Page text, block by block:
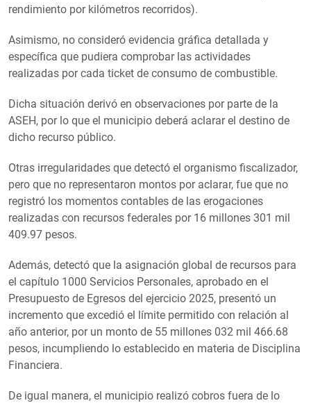
rendimiento por kilómetros recorridos).
Asimismo, no consideró evidencia gráfica detallada y
específica que pudiera comprobar las actividades
realizadas por cada ticket de consumo de combustible.
Dicha situación derivó en observaciones por parte de la
ASEH, por lo que el municipio deberá aclarar el destino de
dicho recurso público.
Otras irregularidades que detectó el organismo fiscalizador,
pero que no representaron montos por aclarar, fue que no
registró los momentos contables de las erogaciones
realizadas con recursos federales por 16 millones 301 mil
409.97 pesos.
Además, detectó que la asignación global de recursos para
el capítulo 1000 Servicios Personales, aprobado en el
Presupuesto de Egresos del ejercicio 2025, presentó un
incremento que excedió el límite permitido con relación al
año anterior, por un monto de 55 millones 032 mil 466.68
pesos, incumpliendo lo establecido en materia de Disciplina
Financiera.
De igual manera, el municipio realizó cobros fuera de lo